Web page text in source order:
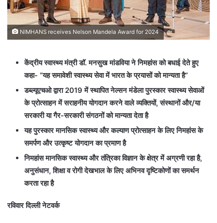
NIMHANS receives Nelson Mandela Award for 2024
केंद्रीय स्वास्थ्य मंत्री डॉ. मनसुख मांडविया ने निमहांस को बधाई देते हुए
कहा- “यह समावेशी स्वास्थ्य सेवा में भारत के प्रयासों को मान्यता है”
डब्ल्यूएचओ द्वारा 2019 में स्थापित नेल्सन मंडेला पुरस्कार स्वास्थ्य सेवाओं
के प्रोत्साहन में सराहनीय योगदान करने वाले व्यक्तियों, संस्थानों और/या
सरकारी या गैर-सरकारी संगठनों को मान्यता देता है
यह पुरस्कार मानसिक स्वास्थ्य और कल्याण प्रोत्‍साहन के लिए निमहांस के
समर्पण और उत्कृष्ट योगदान का प्रमाण है
निमहांस मानसिक स्वास्थ्य और तंत्रिका विज्ञान के क्षेत्र में अग्रणी रहा है,
अनुसंधान, शिक्षा व रोगी देखभाल के लिए अभिनव दृष्टिकोणों का समर्थन
करता रहा है
रविवार दिल्ली नेटवर्क